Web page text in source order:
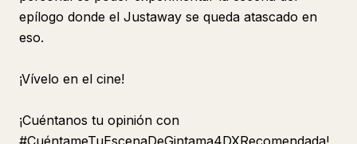
epílogo donde el Justaway se queda atascado en
eso.
¡Vívelo en el cine!
¡Cuéntanos tu opinión con
#CuéntameTuEscenaDeGintama4DXRecomendada!